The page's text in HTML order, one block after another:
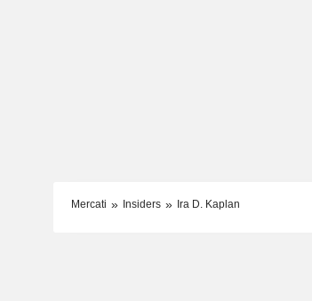
Mercati Insiders Ira D. Kaplan